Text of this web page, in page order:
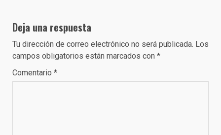
Deja una respuesta
Tu dirección de correo electrónico no será publicada. Los
campos obligatorios están marcados con *
Comentario *